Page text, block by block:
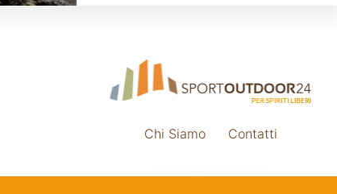
Chi Siamo Contatti